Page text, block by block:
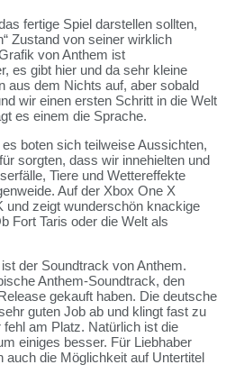
fertige Spiel darstellen sollten,
Zustand von seiner wirklich
von Anthem ist
es gibt hier und da sehr kleine
aus dem Nichts auf, aber sobald
wir einen ersten Schritt in die Welt
es einem die Sprache.
boten sich teilweise Aussichten,
sorgten, dass wir innehielten und
Tiere und Wettereffekte
Auf der Xbox One X
und zeigt wunderschön knackige
Fort Taris oder die Welt als
der Soundtrack von Anthem.
Anthem-Soundtrack, den
gekauft haben. Die deutsche
guten Job ab und klingt fast zu
am Platz. Natürlich ist die
einiges besser. Für Liebhaber
auch die Möglichkeit auf Untertitel